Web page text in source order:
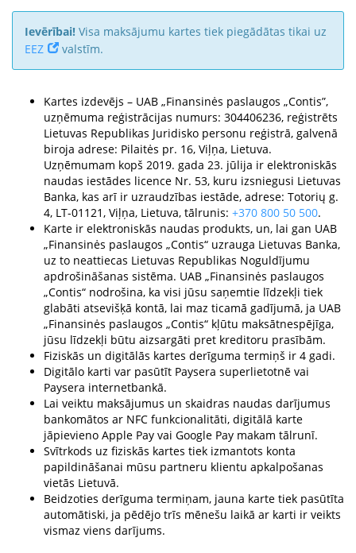
Ievērībai! Visa maksājumu kartes tiek piegādātas tikai uz
EEZ
valstīm.
Kartes izdevējs – UAB „Finansinės paslaugos „Contis”,
uzņēmuma reģistrācijas numurs: 304406236, reģistrēts
Lietuvas Republikas Juridisko personu reģistrā, galvenā
biroja adrese: Pilaitės pr. 16, Viļņa, Lietuva.
Uzņēmumam kopš 2019. gada 23. jūlija ir elektroniskās
naudas iestādes licence Nr. 53, kuru izsniegusi Lietuvas
Banka, kas arī ir uzraudzības iestāde, adrese: Totorių g.
4, LT-01121, Viļņa, Lietuva, tālrunis: +370 800 50 500.
Karte ir elektroniskās naudas produkts, un, lai gan UAB
„Finansinės paslaugos „Contis“ uzrauga Lietuvas Banka,
uz to neattiecas Lietuvas Republikas Noguldījumu
apdrošināšanas sistēma. UAB „Finansinės paslaugos
„Contis“ nodrošina, ka visi jūsu saņemtie līdzekļi tiek
glabāti atsevišķā kontā, lai maz ticamā gadījumā, ja UAB
„Finansinės paslaugos „Contis“ kļūtu maksātnespējīga,
jūsu līdzekļi būtu aizsargāti pret kreditoru prasībām.
Fiziskās un digitālās kartes derīguma termiņš ir 4 gadi.
Digitālo karti var pasūtīt Paysera superlietotnē vai
Paysera internetbankā.
Lai veiktu maksājumus un skaidras naudas darījumus
bankomātos ar NFC funkcionalitāti, digitālā karte
jāpievieno Apple Pay vai Google Pay makam tālrunī.
Svītrkods uz fiziskās kartes tiek izmantots konta
papildināšanai mūsu partneru klientu apkalpošanas
vietās Lietuvā.
Beidzoties derīguma termiņam, jauna karte tiek pasūtīta
automātiski, ja pēdējo trīs mēnešu laikā ar karti ir veikts
vismaz viens darījums.